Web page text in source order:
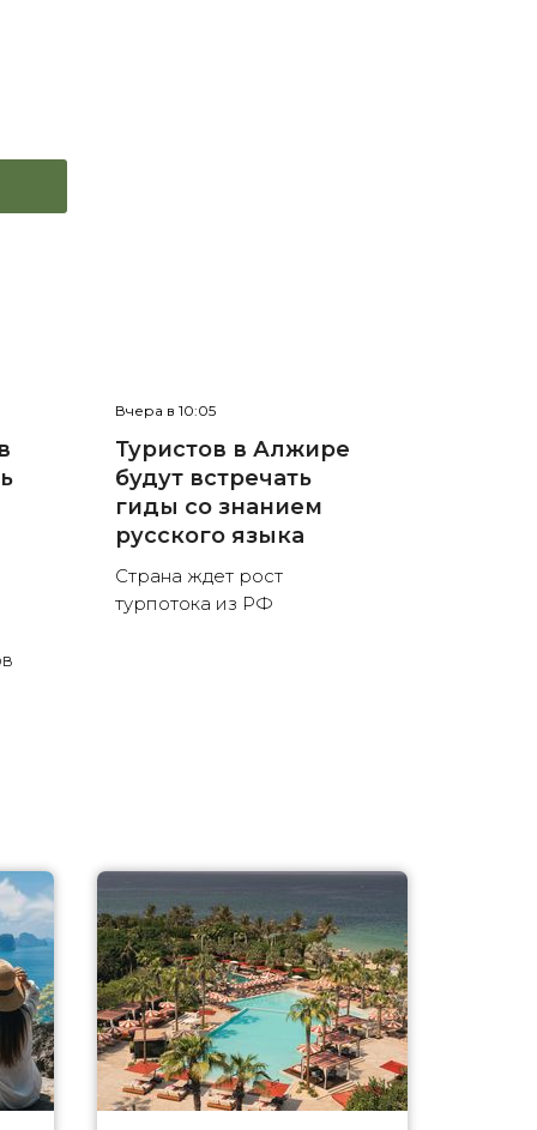
Вчера в 10:05
Туристов в Алжире
будут встречать
гиды со знанием
русского языка
Страна ждет рост
турпотока из РФ